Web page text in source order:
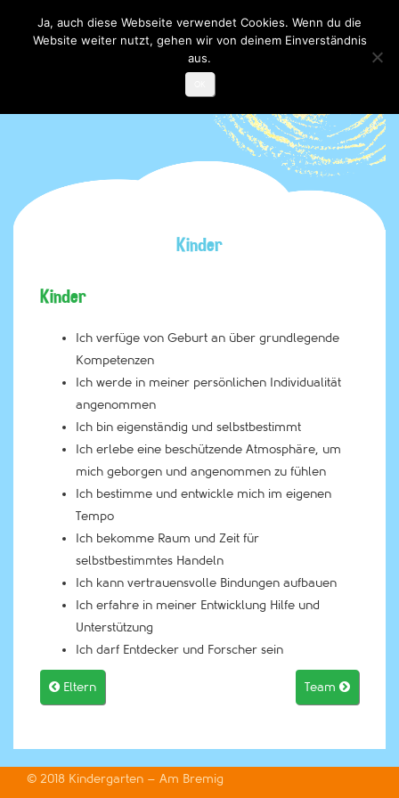
Toggle

Kinder
Kinder
Ich verfüge von Geburt an über grundlegende
Kompetenzen
Ich werde in meiner persönlichen Individualität
angenommen
Ich bin eigenständig und selbstbestimmt
Ich erlebe eine beschützende Atmosphäre, um
mich geborgen und angenommen zu fühlen
Ich bestimme und entwickle mich im eigenen
Tempo
Ich bekomme Raum und Zeit für
selbstbestimmtes Handeln
Ich kann vertrauensvolle Bindungen aufbauen
Ich erfahre in meiner Entwicklung Hilfe und
Unterstützung
Ich darf Entdecker und Forscher sein
 Eltern Team 
© 2018 Kindergarten – Am Bremig
Ja, auch diese Webseite verwendet Cookies. Wenn du die
Website weiter nutzt, gehen wir von deinem Einverständnis
aus.